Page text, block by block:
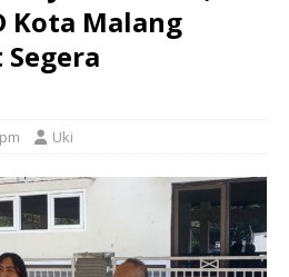
Kota Malang
Uki